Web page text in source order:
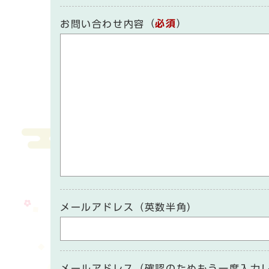
お問い合わせ内容 （必須）
メールアドレス（英数半角）